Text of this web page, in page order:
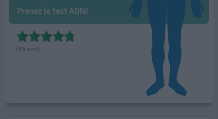
Prenez le test ADN!
(49 avis)